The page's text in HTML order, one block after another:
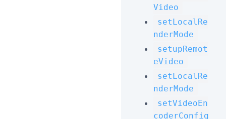
Video
setLocalRe
nderMode
setupRemot
eVideo
setLocalRe
nderMode
setVideoEn
coderConfig